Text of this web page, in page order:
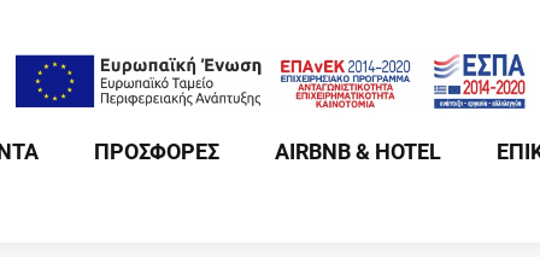
ΠΡΟΣΦΟΡΕΣ AIRBNB & HOTEL